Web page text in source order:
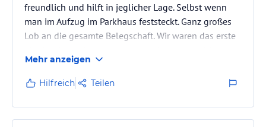
freundlich und hilft in jeglicher Lage. Selbst wenn
man im Aufzug im Parkhaus feststeckt. Ganz großes
Lob an die gesamte Belegschaft. Wir waren das erste
unser letzter Besuch.
Mehr anzeigen
Hilfreich Teilen